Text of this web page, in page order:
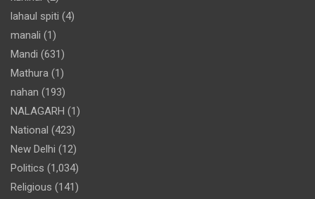
lahaul spiti (4)
manali (1)
Mandi (631)
Mathura (1)
nahan (193)
NALAGARH (1)
National (423)
New Delhi (12)
Politics (1,034)
Religious (141)